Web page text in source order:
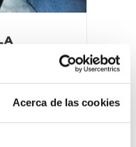
Acerca de las cookies
2021
la